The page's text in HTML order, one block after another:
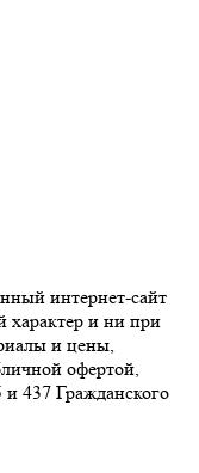
интернет-сайт
и ни при
и цены,
офертой,
437 Гражданского